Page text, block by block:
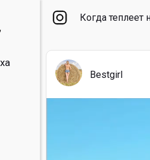
Когда теплеет
Bestgirl